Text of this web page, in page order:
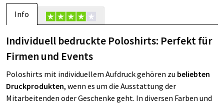
Info
Individuell bedruckte Poloshirts: Perfekt für
Firmen und Events
Poloshirts mit individuellem Aufdruck gehören zu beliebten
Druckprodukten, wenn es um die Ausstattung der
Mitarbeitenden oder Geschenke geht. In diversen Farben und